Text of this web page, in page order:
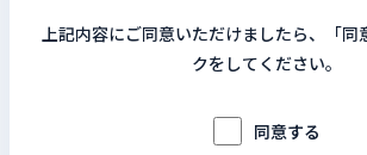
上記内容にご同意いただけましたら、「同
クをしてください。
同意する